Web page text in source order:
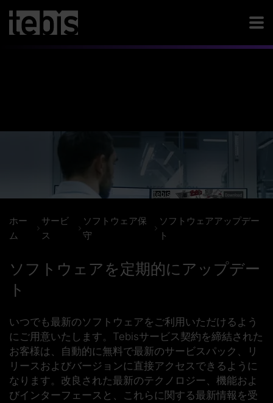
ホー
ム
サービ
ス
ソフトウェア保
守
ソフトウェアアップデー
ト
ソフトウェアを定期的にアップデー
ト
いつでも最新のソフトウェアをご利用いただけるよう
にご用意いたします。Tebisサービス契約を締結された
お客様は、自動的に無料で最新のサービスパック、リ
リースおよびバージョンに直接アクセスできるように
なります。改良された最新のテクノロジー、機能およ
びインターフェース と、これらに関する最新情報を受